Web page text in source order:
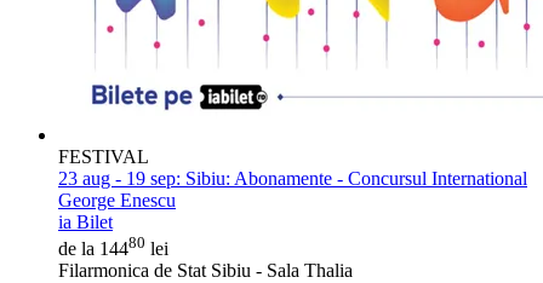
FESTIVAL
23 aug - 19 sep: Sibiu: Abonamente - Concursul International
George Enescu
ia Bilet
de la 14480 lei
Filarmonica de Stat Sibiu - Sala Thalia